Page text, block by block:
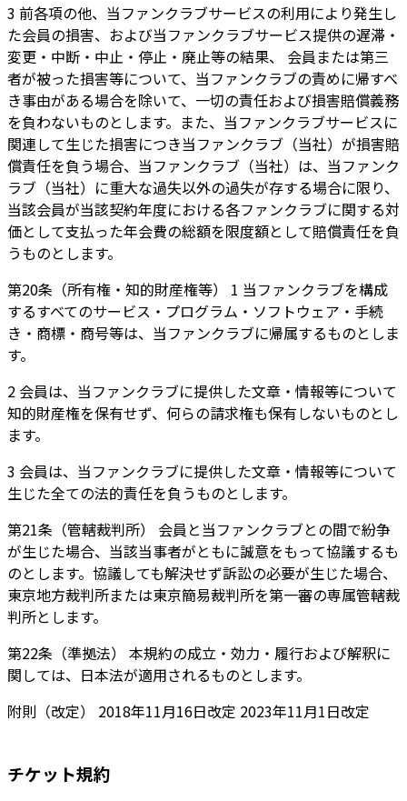
3 前各項の他、当ファンクラブサービスの利用により発生し
た会員の損害、および当ファンクラブサービス提供の遅滞・
変更・中断・中止・停止・廃止等の結果、 会員または第三
者が被った損害等について、当ファンクラブの責めに帰すべ
き事由がある場合を除いて、一切の責任および損害賠償義務
を負わないものとします。また、当ファンクラブサービスに
関連して生じた損害につき当ファンクラブ（当社）が損害賠
償責任を負う場合、当ファンクラブ（当社）は、当ファンク
ラブ（当社）に重大な過失以外の過失が存する場合に限り、
当該会員が当該契約年度における各ファンクラブに関する対
価として支払った年会費の総額を限度額として賠償責任を負
うものとします。
第20条（所有権・知的財産権等） 1 当ファンクラブを構成
するすべてのサービス・プログラム・ソフトウェア・手続
き・商標・商号等は、当ファンクラブに帰属するものとしま
す。
2 会員は、当ファンクラブに提供した文章・情報等について
知的財産権を保有せず、何らの請求権も保有しないものとし
ます。
3 会員は、当ファンクラブに提供した文章・情報等について
生じた全ての法的責任を負うものとします。
第21条（管轄裁判所） 会員と当ファンクラブとの間で紛争
が生じた場合、当該当事者がともに誠意をもって協議するも
のとします。協議しても解決せず訴訟の必要が生じた場合、
東京地方裁判所または東京簡易裁判所を第一審の専属管轄裁
判所とします。
第22条（準拠法） 本規約の成立・効力・履行および解釈に
関しては、日本法が適用されるものとします。
附則（改定） 2018年11月16日改定 2023年11月1日改定
チケット規約